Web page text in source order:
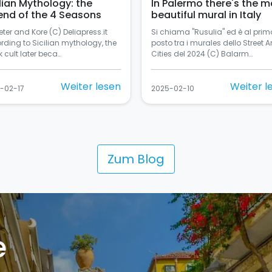
Mythology: the
of the 4 Seasons
and Kore (C) Deliapress.it
to Sicilian mythology, the
cult later beca…
02-17 Weiter lesen
In Palermo there's the
beautiful mural in Italy
Si chiama "Rusulia" ed è al
posto tra i murales dello Street
Cities del 2024 (C) Balarm…
2025-02-10 Weiter
Zum Blog